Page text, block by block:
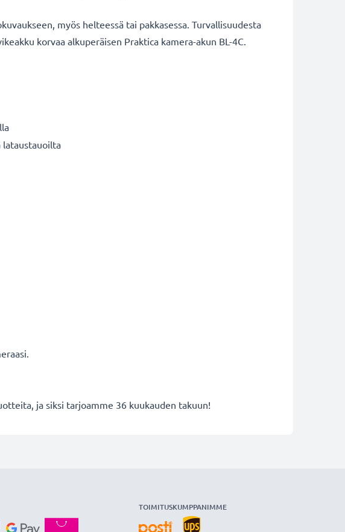
myös helteessä tai pakkasessa. Turvallisuudesta
korvaa alkuperäisen Praktica kamera-akun BL-4C.
lataustauoilta
ja siksi tarjoamme 36 kuukauden takuun!
TOIMITUSKUMPPANIMME